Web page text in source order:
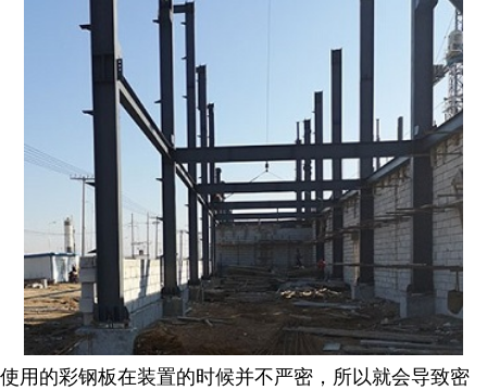
使用的彩钢板在装置的时候并不严密，所以就会导致密